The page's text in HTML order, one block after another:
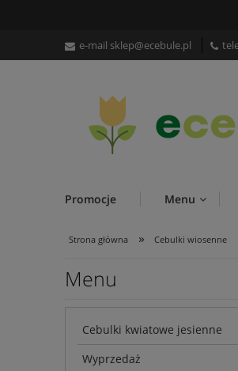
e-mail sklep@ecebule.pl
Promocje Menu
Strona główna » Cebulki wiosenne
Menu
Cebulki kwiatowe jesienne
Wyprzedaż